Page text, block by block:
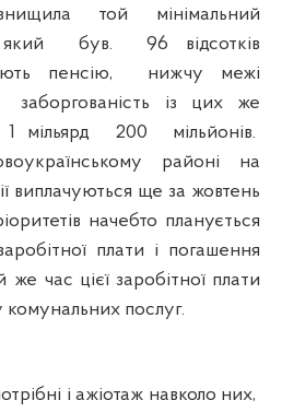
той мінімальний
який був. 96 відсотків
пенсію, нижчу межі
заборгованість із цих же
мільярд 200 мільйонів.
районі на
виплачуються ще за жовтень
начебто планується
плати і погашення
час цієї заробітної плати
комунальних послуг.
і ажіотаж навколо них,